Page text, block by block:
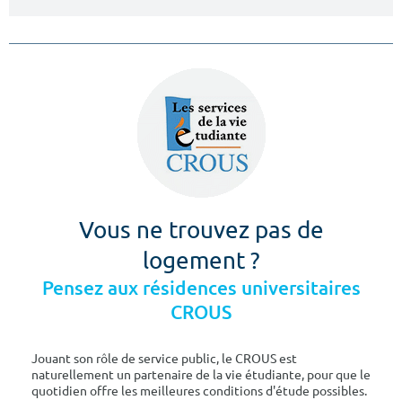
Vous ne trouvez pas de
logement ?
Pensez aux résidences universitaires
CROUS
Jouant son rôle de service public, le CROUS est
naturellement un partenaire de la vie étudiante, pour que le
quotidien offre les meilleures conditions d'étude possibles.